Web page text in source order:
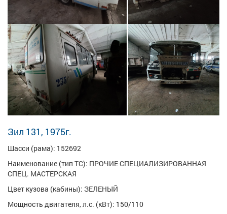
Зил 131, 1975г.
Шасси (рама): 152692
Наименование (тип ТС): ПРОЧИЕ СПЕЦИАЛИЗИРОВАННАЯ
СПЕЦ. МАСТЕРСКАЯ
Цвет кузова (кабины): ЗЕЛЕНЫЙ
Мощность двигателя, л.с. (кВт): 150/110